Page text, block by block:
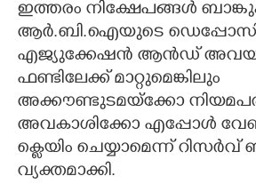
CONTACT US
ഇത്തരം നിക്ഷേപങ്ങൾ
ആർ.ബി.ഐയുടെ
എജ്യുക്കേഷൻ ആൻഡ്
ഫണ്ടിലേക്ക് മാറ്റുമെങ്കിലും
അക്കൗണ്ടുടമയ്ക്കോ
അവകാശിക്കോ എപ്പോൾ
ക്ലെയിം ചെയ്യാമെന്ന് റിസർവ്
വ്യക്തമാക്കി.